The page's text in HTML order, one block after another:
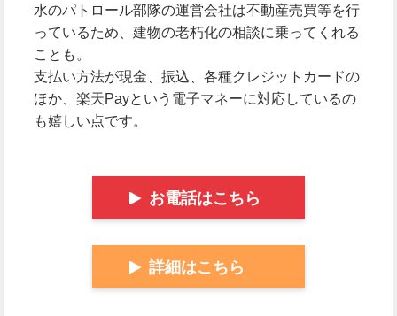
水のパトロール部隊の運営会社は不動産売買等を行
っているため、建物の老朽化の相談に乗ってくれる
ことも。
支払い方法が現金、振込、各種クレジットカードの
ほか、楽天Payという電子マネーに対応しているの
も嬉しい点です。
お電話はこちら
詳細はこちら